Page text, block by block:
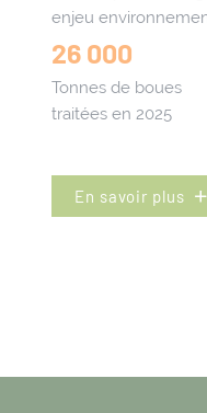
enjeu
26 000
Tonnes de boues
traitées en 2025
En savoir plus
La valorisation du bois